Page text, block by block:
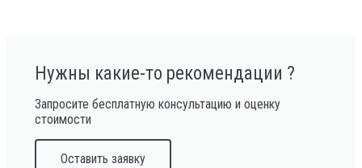
Нужны какие-то рекомендации ?
Запросите бесплатную консультацию и оценку
стоимости
Оставить заявку